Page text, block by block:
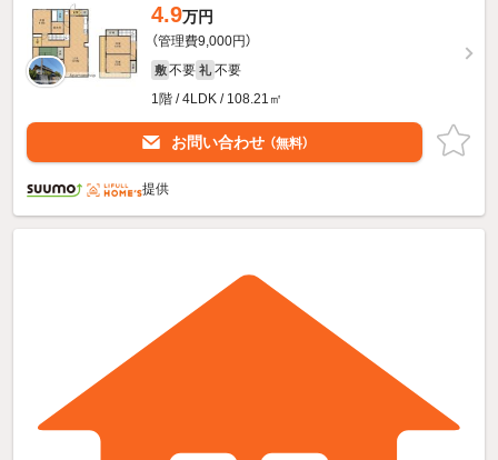
4.9万円
（管理費9,000円）
敷 不要 礼 不要
1階 / 4LDK / 108.21㎡
お問い合わせ （無料）
提供